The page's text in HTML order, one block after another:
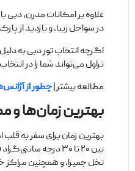
علاوه بر امکانات مدرن، دبی
در سواحل زیبا، و بازدید از
اگرچه انتخاب تور دبی به
تراول می‌تواند شما را در
مطالعه بیشتر | چطور از
بهترین زمان‌ها و
بهترین زمان برای سفر به قلب
بین ۲۰ تا ۳۰
نخل جمیرا، و همچنین مراکز